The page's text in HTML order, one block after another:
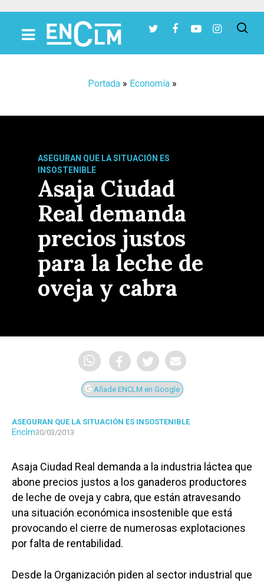
Portada» Economía»
ASEGURAN QUE LA SITUACIÓN ES
INSOSTENIBLE
Asaja Ciudad
Real demanda
precios justos
para la leche de
oveja y cabra
Añade ENCLM en Google
ASEGURAN QUE LA SITUACIÓN ES INSOSTENIBLE
Enclm30/03/2013
Asaja Ciudad Real demanda a la industria láctea que
abone precios justos a los ganaderos productores
de leche de oveja y cabra, que están atravesando
una situación económica insostenible que está
provocando el cierre de numerosas explotaciones
por falta de rentabilidad.
Desde la Organización piden al sector industrial que